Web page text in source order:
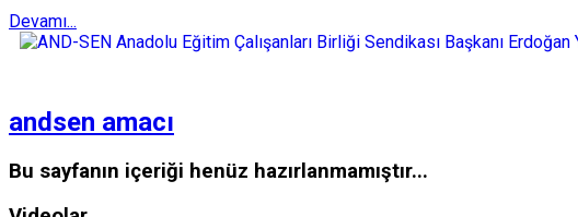
Devamı...
andsen amacı
Bu sayfanın içeriği henüz hazırlanmamıştır...